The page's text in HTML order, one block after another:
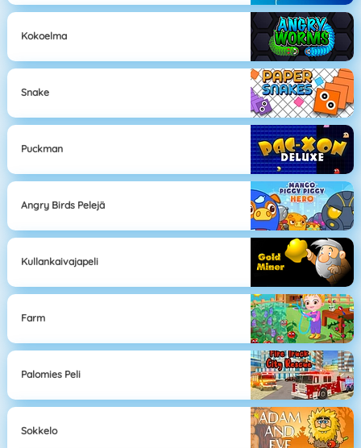
Kokoelma
Snake
Puckman
Angry Birds Pelejä
Kullankaivajapeli
Farm
Palomies Peli
Sokkelo